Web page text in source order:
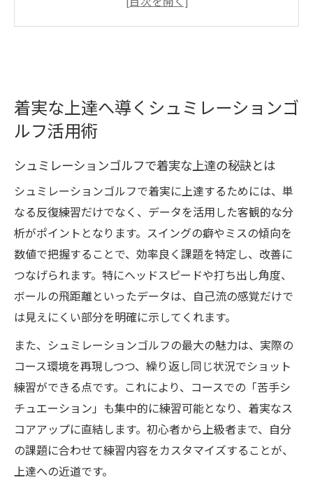
日々の積み重ねが効くシュミレーションゴ
ルフ練習術
違いに注目
データ分析で磨くシュミレーションゴルフ練習
法
スコアアップに役立つシュミレーションゴ
ルフのデータ分析
飛距離やスライスも数値化する練習のコツ
データ比較で分かる実際のコースとの違い
シュミレーションゴルフ練習が下手になる
原因とは
実際のコースへ自信を持てる練習環境とは
シュミレーションゴルフで実戦力を高める
ポイント
実際のコース対応力を鍛える練習法の工夫
着実な上達へ導くシュミレーションゴ
ルフ活用術
シュミレーションゴルフで着実な上達の秘訣とは
シュミレーションゴルフで着実に上達するためには、単
なる反復練習だけでなく、データを活用した客観的な分
析がポイントとなります。スイングの癖やミスの傾向を
数値で把握することで、効率良く課題を特定し、改善に
つなげられます。特にヘッドスピードや打ち出し角度、
ボールの飛距離といったデータは、自己流の感覚だけで
は見えにくい部分を明確に示してくれます。
また、シュミレーションゴルフの最大の魅力は、実際の
コース環境を再現しつつ、繰り返し同じ状況でショット
練習ができる点です。これにより、コースでの「苦手シ
チュエーション」も集中的に練習可能となり、着実なス
コアアップに直結します。初心者から上級者まで、自分
の課題に合わせて練習内容をカスタマイズすることが、
上達への近道です。